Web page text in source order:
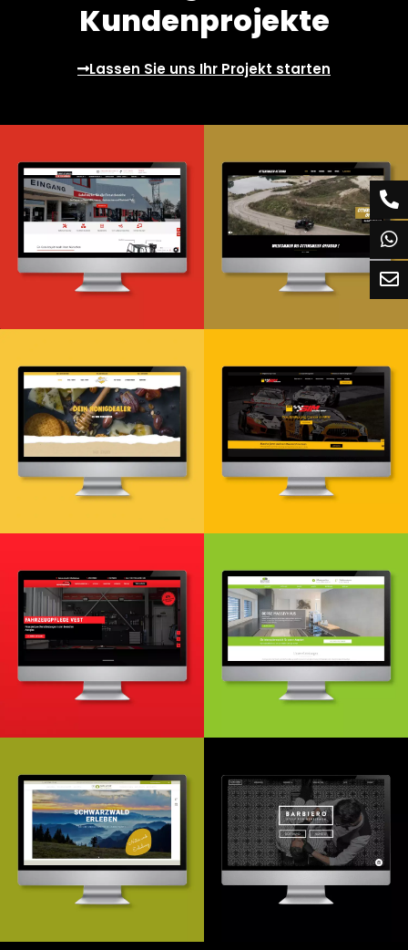
Kundenprojekte
Lassen Sie uns Ihr Projekt starten
Webdesign & -entwicklung
Webdesign & Entwicklung Webdesign & -entwicklung
Suchmaschinenoptimierung
Webdesign- & Entwicklung
Webentwicklung